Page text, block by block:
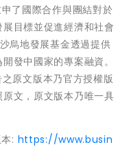
了國際合作與團結對於
目標並促進經濟和社會
烏地發展基金透過提供
發中國家的專案融資。
原文版本乃官方授權版
文，原文版本乃唯一具
: https://www.busin